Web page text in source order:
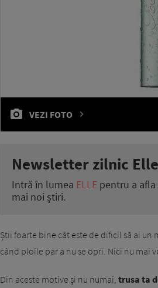
VEZI FOTO
Newsletter zilnic Elle
Intră în lumea ELLE pentru a afla
mai noi știri.
Știi foarte bine cât este de dificil să ai
când ploile par a nu se opri. Nici nu
Din aceste motive și nu numai, trusa ta